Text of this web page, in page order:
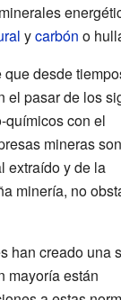
ycarbón o
desde
el pasar de los
químicos con el
mineras
extraído y de la
minería, no
han creado una
mayoría están